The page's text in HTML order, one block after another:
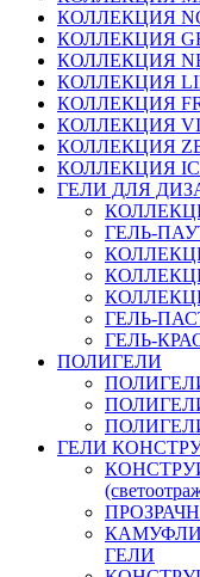
КОЛЛЕКЦИЯ
КОЛЛЕКЦИЯ
КОЛЛЕКЦИЯ
КОЛЛЕКЦИЯ
КОЛЛЕКЦИЯ
КОЛЛЕКЦИЯ
КОЛЛЕКЦИЯ
КОЛЛЕКЦИЯ
ГЕЛИ ДЛЯ
ГЕЛЬ-
ГЕЛЬ-
ГЕЛЬ-
ПОЛИГЕЛИ
ПОЛИГЕЛИ
ПОЛИГЕЛИ
ГЕЛИ
ГЕЛИ